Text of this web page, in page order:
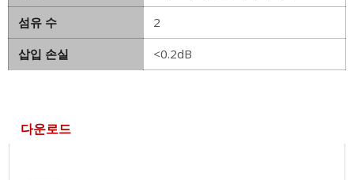
섬유 수
2
삽입 손실
<0.2dB
다운로드